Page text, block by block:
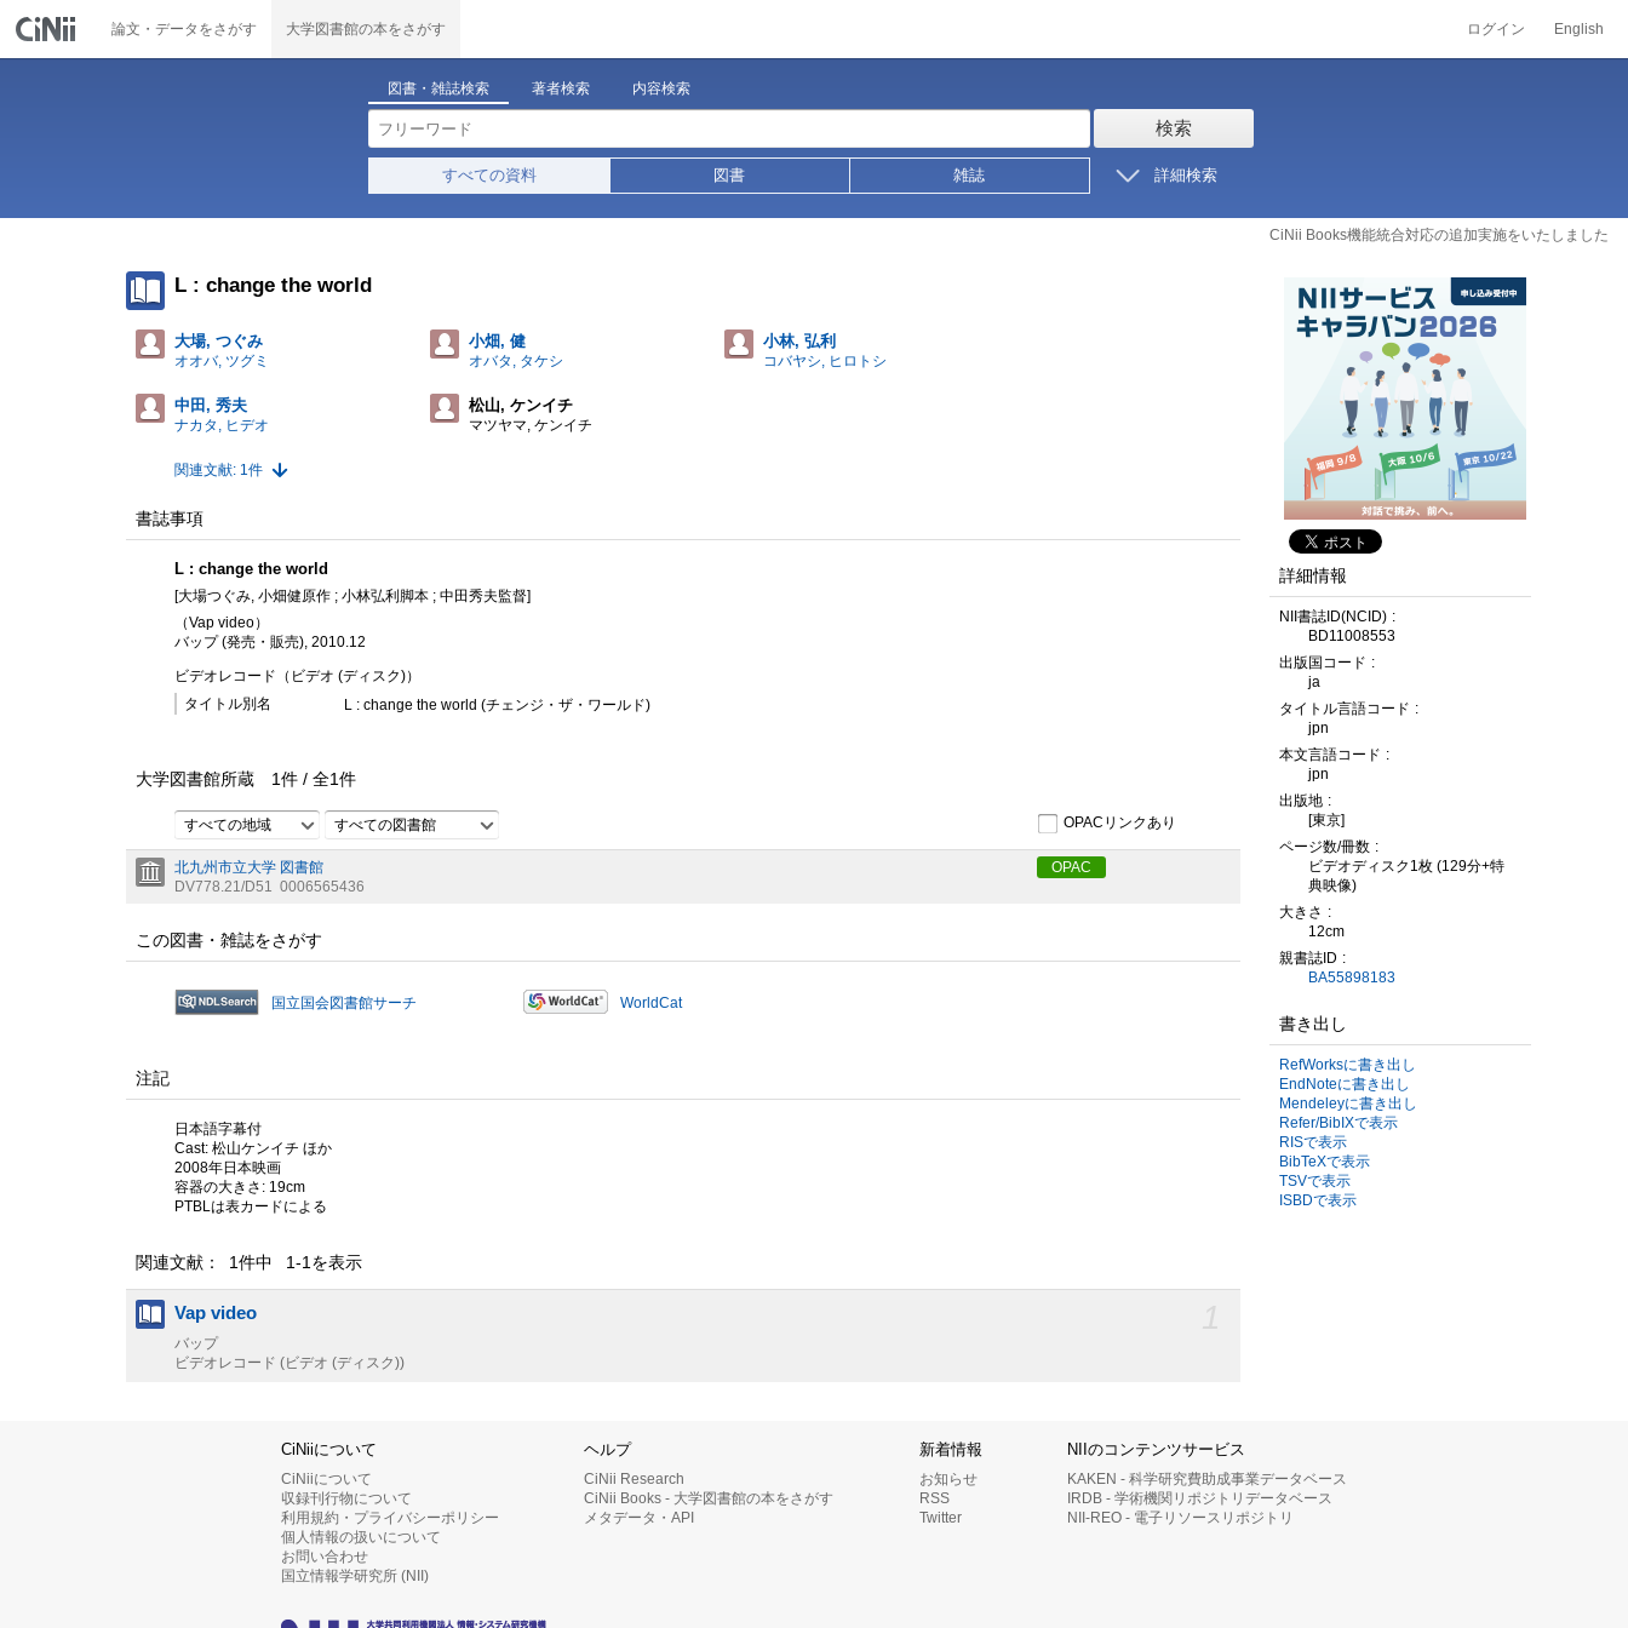
論文・データをさがす 大学図書館の本をさがす ログイン English
図書・雑誌検索 著者検索 内容検索
検索
すべての資料 図書 雑誌 詳細検索
CiNii Books機能統合対応の追加実施をいたしました
L : change the world
大場, つぐみ
オオバ, ツグミ
小畑, 健
オバタ, タケシ
小林, 弘利
コバヤシ, ヒロトシ
中田, 秀夫
ナカタ, ヒデオ
松山, ケンイチ
マツヤマ, ケンイチ
関連文献: 1件
書誌事項
L : change the world
[大場つぐみ, 小畑健原作 ; 小林弘利脚本 ; 中田秀夫監督]
（Vap video）
バップ (発売・販売), 2010.12
ビデオレコード（ビデオ (ディスク)）
タイトル別名
L : change the world (チェンジ・ザ・ワールド)
大学図書館所蔵 1件 / 全1件
すべての地域 すべての図書館 OPACリンクあり
北九州市立大学 図書館
DV778.21/D51
0006565436
OPAC
この図書・雑誌をさがす
国立国会図書館サーチ WorldCat
注記
日本語字幕付
Cast: 松山ケンイチ ほか
2008年日本映画
容器の大きさ: 19cm
PTBLは表カードによる
関連文献： 1件中 1-1を表示
Vap video
バップ
ビデオレコード (ビデオ (ディスク))
詳細情報
NII書誌ID(NCID)
BD11008553
出版国コード
ja
タイトル言語コード
jpn
本文言語コード
jpn
出版地
[東京]
ページ数/冊数
ビデオディスク1枚 (129分+特
典映像)
大きさ
12cm
親書誌ID
BA55898183
書き出し
RefWorksに書き出し
EndNoteに書き出し
Mendeleyに書き出し
Refer/BibIXで表示
RISで表示
BibTeXで表示
TSVで表示
ISBDで表示
CiNiiについて
CiNiiについて
収録刊行物について
利用規約・プライバシーポリシー
個人情報の扱いについて
お問い合わせ
国立情報学研究所 (NII)
ヘルプ
CiNii Research
CiNii Books - 大学図書館の本をさがす
メタデータ・API
新着情報
お知らせ
RSS
Twitter
NIIのコンテンツサービス
KAKEN - 科学研究費助成事業データベース
IRDB - 学術機関リポジトリデータベース
NII-REO - 電子リソースリポジトリ